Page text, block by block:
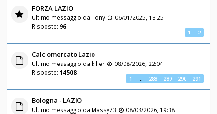
FORZA LAZIO
Ultimo messaggio da Tony
06/01/2025, 13:25
Risposte: 96
1 2
Calciomercato Lazio
Ultimo messaggio da killer
08/08/2026, 22:04
Risposte: 14508
1 … 288 289 290 291
Bologna - LAZIO
Ultimo messaggio da Massy73
08/08/2026, 19:38